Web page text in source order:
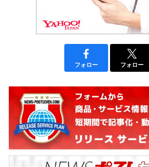
フォロー フォロー